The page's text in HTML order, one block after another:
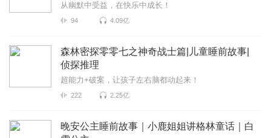
从幽默中受益，在快乐中成长！
94 4.09亿
森林密探零零七之神奇战士篇|儿童睡前故事|
侦探推理
超能力+破案，让孩子左右脑都动起来！
222 2.25亿
晚安公主睡前故事｜小鹿姐姐讲格林童话｜白